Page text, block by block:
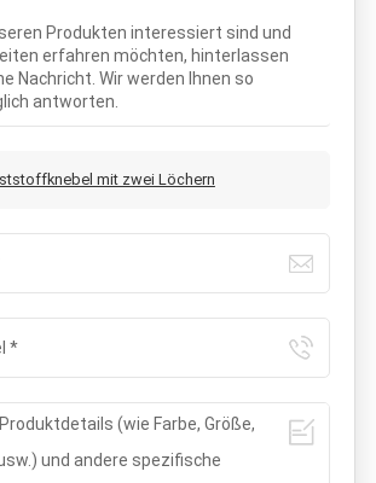
Produkten interessiert sind und
erfahren möchten, hinterlassen
Nachricht. Wir werden Ihnen so
antworten.
mit zwei Löchern